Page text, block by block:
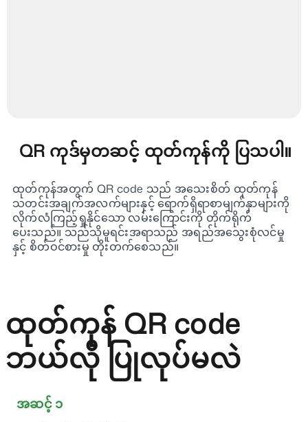
QR ကုဒ်မှတဆင့် ထုတ်ကုန်ကို ပြသပါ။
ထုတ်ကုန်အတွက် QR code သည် အသေးစိတ် ထုတ်ကုန်
သတင်းအချက်အလက်များနှင့် ရောက်ရှိရာစာမျက်နှာများကို
လိုက်လံကြည့်ရှုနိုင်သော လမ်းကြောင်းကို တိုက်ရိုက်
ပေးသည်။ သည်သိုမူရင်းအရာသည် အရည်အသွေးစုံလင်မှု
နှင့် စိတ်ဝင်စားမှု တိုးတက်စေသည်။
ထုတ်ကုန် QR code
ဘယ်လို ပြုလုပ်မလဲ
အဆင့် ၁